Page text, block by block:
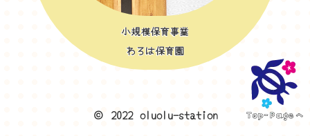
小規模保育事業
わろは保育園
© 2022 oluolu-station